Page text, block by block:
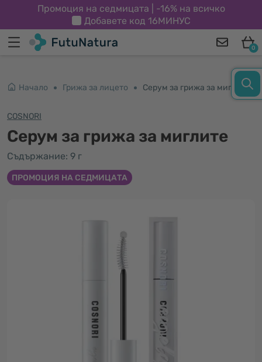
Промоция на седмицата | -16% на всичко
Добавете код 16МИНУС
0
Начало Грижа за лицето
COSNORI
Серум за грижа за миглите
Съдържание: 9 г
ПРОМОЦИЯ НА СЕДМИЦАТА